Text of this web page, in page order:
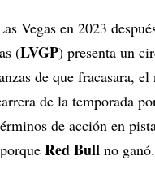
Vegas en 2023
(LVGP) presenta un
de que fracasara,
de la temporada
de acción en
Red Bull no